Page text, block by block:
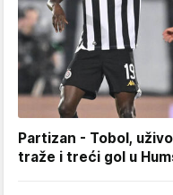
Partizan - Tobol,
traže i treći gol u